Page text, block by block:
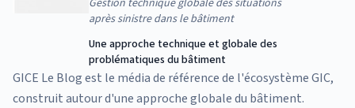
après sinistre dans le bâtiment
Une approche technique et globale des
problématiques du bâtiment
GICE Le Blog est le média de référence de l'écosystème GIC,
construit autour d'une approche globale du bâtiment.